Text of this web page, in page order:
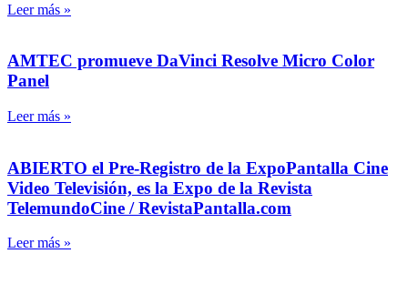
Leer más »
AMTEC promueve DaVinci Resolve Micro Color
Panel
Leer más »
ABIERTO el Pre-Registro de la ExpoPantalla Cine
Video Televisión, es la Expo de la Revista
TelemundoCine / RevistaPantalla.com
Leer más »